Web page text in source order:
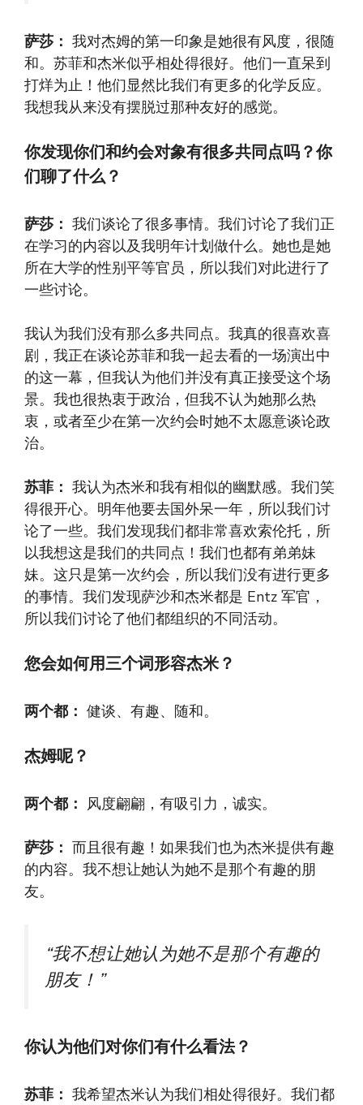
萨莎： 我对杰姆的第一印象是她很有风度，很随
和。苏菲和杰米似乎相处得很好。他们一直呆到
打烊为止！他们显然比我们有更多的化学反应。
我想我从来没有摆脱过那种友好的感觉。
你发现你们和约会对象有很多共同点吗？你
们聊了什么？
萨莎： 我们谈论了很多事情。我们讨论了我们正
在学习的内容以及我明年计划做什么。她也是她
所在大学的性别平等官员，所以我们对此进行了
一些讨论。
我认为我们没有那么多共同点。我真的很喜欢喜
剧，我正在谈论苏菲和我一起去看的一场演出中
的这一幕，但我认为他们并没有真正接受这个场
景。我也很热衷于政治，但我不认为她那么热
衷，或者至少在第一次约会时她不太愿意谈论政
治。
苏菲： 我认为杰米和我有相似的幽默感。我们笑
得很开心。明年他要去国外呆一年，所以我们讨
论了一些。我们发现我们都非常喜欢索伦托，所
以我想这是我们的共同点！我们也都有弟弟妹
妹。这只是第一次约会，所以我们没有进行更多
的事情。我们发现萨沙和杰米都是 Entz 军官，
所以我们讨论了他们都组织的不同活动。
您会如何用三个词形容杰米？
两个都： 健谈、有趣、随和。
杰姆呢？
两个都： 风度翩翩，有吸引力，诚实。
萨莎： 而且很有趣！如果我们也为杰米提供有趣
的内容。我不想让她认为她不是那个有趣的朋
友。
“我不想让她认为她不是那个有趣的
朋友！”
你认为他们对你们有什么看法？
苏菲： 我希望杰米认为我们相处得很好。我们都